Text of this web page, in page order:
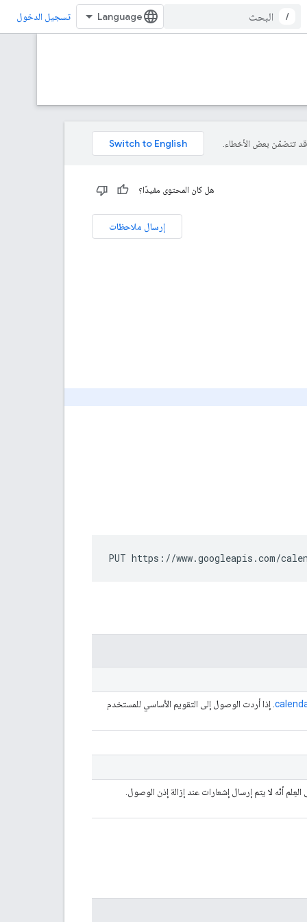
/ تسجيل الدخول
هل كان المحتوى مفيدًا؟
إرسال ملاحظات
PUT https://www.googleapis.com/
. إذا أردت الوصول إلى التقويم الأساسي للمستخدم
أنّه لا يتم إرسال إشعارات عند إزالة إذن الوصول.